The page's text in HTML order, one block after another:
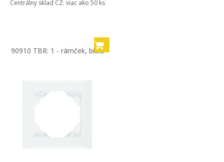
Centrálny sklad CZ: viac ako 50 ks
90910 TBR: 1 - rámček, biela